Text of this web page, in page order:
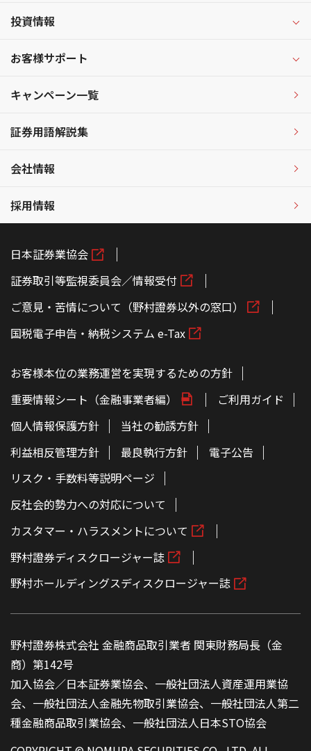
投資情報
お客様サポート
キャンペーン一覧
証券用語解説集
会社情報
採用情報
日本証券業協会
証券取引等監視委員会／情報受付
ご意見・苦情について（野村證券以外の窓口）
国税電子申告・納税システム e-Tax
お客様本位の業務運営を実現するための方針
重要情報シート（金融事業者編）
ご利用ガイド
個人情報保護方針
当社の勧誘方針
利益相反管理方針
最良執行方針
電子公告
リスク・手数料等説明ページ
反社会的勢力への対応について
カスタマー・ハラスメントについて
野村證券ディスクロージャー誌
野村ホールディングスディスクロージャー誌
野村證券株式会社 金融商品取引業者 関東財務局長（金
商）第142号
加入協会／日本証券業協会、一般社団法人資産運用業協
会、一般社団法人金融先物取引業協会、一般社団法人第二
種金融商品取引業協会、一般社団法人日本STO協会